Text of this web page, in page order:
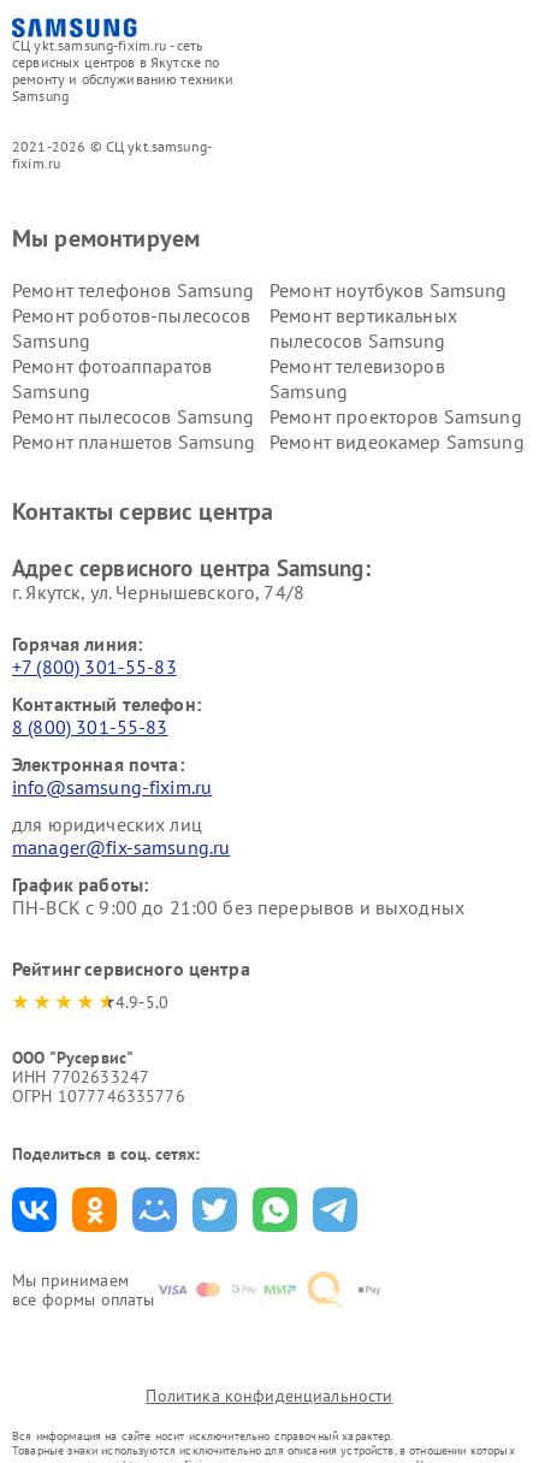
СЦ ykt.samsung-fixim.ru - сеть
сервисных центров в Якутске по
ремонту и обслуживанию техники
Samsung
2021-2026 © СЦ ykt.samsung-
fixim.ru
Мы принимаем
все формы оплаты
Мы ремонтируем
Ремонт телефонов Samsung
Ремонт ноутбуков Samsung
Ремонт роботов-пылесосов
Samsung
Ремонт вертикальных
пылесосов Samsung
Ремонт фотоаппаратов
Samsung
Ремонт телевизоров
Samsung
Ремонт пылесосов Samsung
Ремонт проекторов Samsung
Ремонт планшетов Samsung
Ремонт видеокамер Samsung
Контакты сервис центра
Адрес сервисного центра Samsung:
г. Якутск, ул. Чернышевского, 74/8
Горячая линия:
+7 (800) 301-55-83
Контактный телефон:
8 (800) 301-55-83
Электронная почта:
info@samsung-fixim.ru
для юридических лиц
manager@fix-samsung.ru
График работы:
ПН-ВСК с 9:00 до 21:00 без перерывов и выходных
Рейтинг сервисного центра
4.9-5.0
ООО "Русервис"
ИНН 7702633247
ОГРН 1077746335776
Поделиться в соц. сетях:
Политика конфиденциальности
Вся информация на сайте носит исключительно справочный характер.
Товарные знаки используются исключительно для описания устройств, в отношении которых